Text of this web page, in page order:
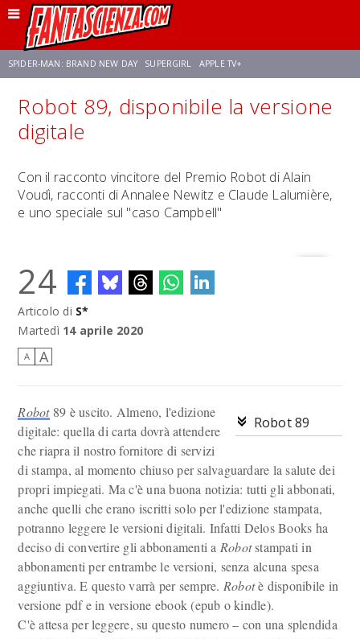
SPIDER-MAN: BRAND NEW DAY SUPERGIRL APPLE TV+
FRANCO RICCIARDIELLO ZENDAYA STAR TREK AVENGERS: DOOMSDAY
Robot 89, disponibile la versione
digitale
Con il racconto vincitore del Premio Robot di Alain
Voudì, racconti di Annalee Newitz e Claude Lalumière,
e uno speciale sul "caso Campbell"
24
Articolo di S*
Martedì 14 aprile 2020
A A
Robot 89
Robot89 è uscito. Almeno, l'edizione
digitale: quella di carta dovrà attendere
che riapra il nostro fornitore di servizi
di stampa, al momento chiuso per salvaguardare la salute dei
propri impiegati. Ma c'è una buona notizia: tutti gli abbonati,
anche quelli che erano iscritti solo per l'edizione stampata,
potranno leggere le versioni digitali. Infatti Delos Books ha
deciso di convertire gli abbonamenti a Robotstampati in
abbonamenti per entrambe le versioni, senza alcuna spesa
aggiuntiva. E questo varrà per sempre. Robotè disponibile in
versione pdf e in versione ebook (epub o kindle).
C'è attesa per leggere, su questo numero – con una splendida